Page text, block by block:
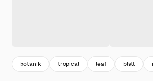
botanik tropical leaf blatt